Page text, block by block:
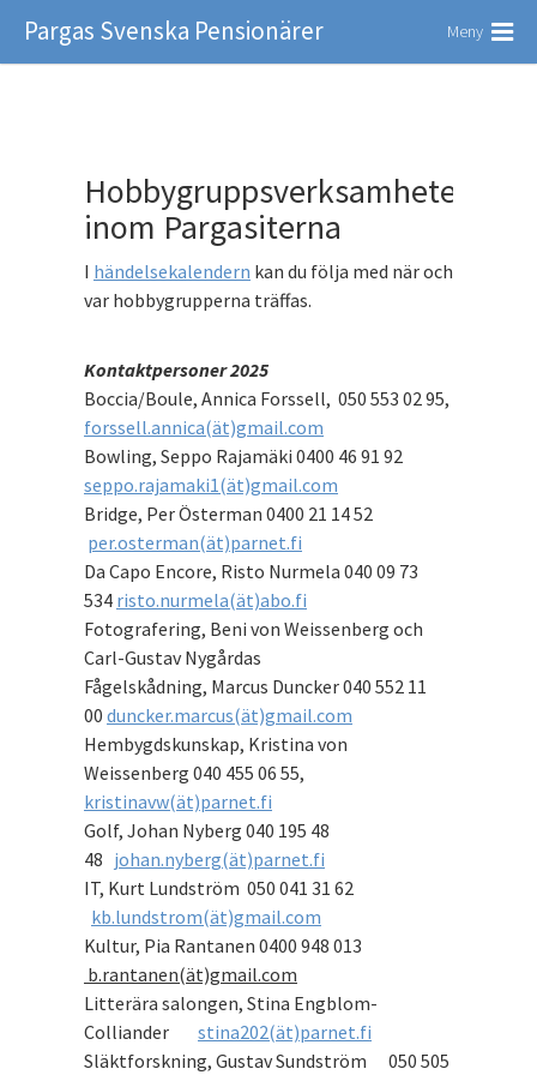
Pargas Svenska Pensionärer Meny
Hobbygruppsverksamheten
inom Pargasiterna
I händelsekalendern kan du följa med när och
var hobbygrupperna träffas.
Kontaktpersoner 2025
Boccia/Boule, Annica Forssell, 050 553 02 95,
forssell.annica(ät)gmail.com
Bowling, Seppo Rajamäki 0400 46 91 92
seppo.rajamaki1(ät)gmail.com
Bridge, Per Österman 0400 21 14 52
per.osterman(ät)parnet.fi
Da Capo Encore, Risto Nurmela 040 09 73
534 risto.nurmela(ät)abo.fi
Fotografering, Beni von Weissenberg och
Carl-Gustav Nygårdas
Fågelskådning, Marcus Duncker 040 552 11
00 duncker.marcus(ät)gmail.com
Hembygdskunskap, Kristina von
Weissenberg 040 455 06 55,
kristinavw(ät)parnet.fi
Golf, Johan Nyberg 040 195 48
48 johan.nyberg(ät)parnet.fi
IT, Kurt Lundström 050 041 31 62
kb.lundstrom(ät)gmail.com
Kultur, Pia Rantanen 0400 948 013
b.rantanen(ät)gmail.com
Litterära salongen, Stina Engblom-
Colliander stina202(ät)parnet.fi
Släktforskning, Gustav Sundström 050 505